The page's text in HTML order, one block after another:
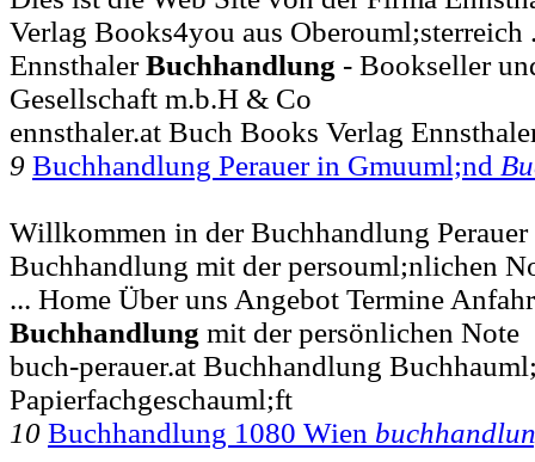
Verlag Books4you aus
EnnsthalerBuchhandlung - Bookseller
Gesellschaft m.b.H & Co
ennsthaler.at Buch Books Verlag
9 Buchhandlung Perauer in Gmuuml;nd
Willkommen in der Buchhandlung
Buchhandlung mit der persouml;nlichen
... Home Über uns Angebot Termine
Buchhandlung mit der persönlichen Note
buch-perauer.at Buchhandlung
Papierfachgeschauml;ft
10 Buchhandlung 1080 Wien